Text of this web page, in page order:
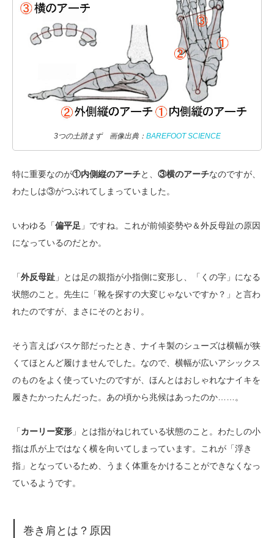
3つの土踏まず 画像出典： BAREFOOT SCIENCE
特に重要なのが①内側縦のアーチと、 ③横のアーチなのですが、
わたしは③がつぶれてしまっていました。
いわゆる「偏平足 」ですね。これが前傾姿勢や＆外反母趾の原因
になっているのだとか。
「外反母趾 」とは足の親指が小指側に変形し、「くの字」になる
状態のこと。先生に「靴を探すの大変じゃないですか？」と言わ
れたのですが、まさにそのとおり。
そう言えばバスケ部だったとき、ナイキ製のシューズは横幅が狭
くてほとんど履けませんでした。なので、横幅が広いアシックス
のものをよく使っていたのですが、ほんとはおしゃれなナイキを
履きたかったんだった。あの頃から兆候はあったのか……。
「カーリー変形 」とは指がねじれている状態のこと。わたしの小
指は爪が上ではなく横を向いてしまっています。これが「浮き
指」となっているため、うまく体重をかけることができなくなっ
ているようです。
巻き肩とは？原因